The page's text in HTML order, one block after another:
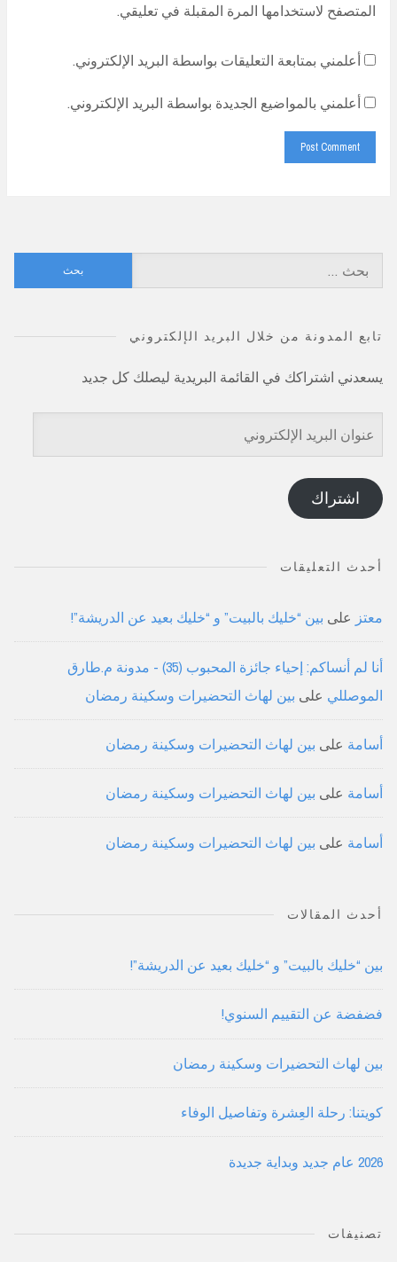
المتصفح لاستخدامها المرة المقبلة في تعليقي.
أعلمني بمتابعة التعليقات بواسطة البريد الإلكتروني.
أعلمني بالمواضيع الجديدة بواسطة البريد الإلكتروني.
عن:
تابع المدونة من خلال البريد الإلكتروني
يسعدني اشتراكك في القائمة البريدية ليصلك كل جديد
عنوان
البريد
الإلكتروني
اشتراك
أحدث التعليقات
معتز على بين “خليك بالبيت” و “خليك بعيد عن الدريشة”!
أنا لم أنساكم: إحياء جائزة المحبوب (35) - مدونة م.طارق
الموصللي على بين لهاث التحضيرات وسكينة رمضان
أسامة على بين لهاث التحضيرات وسكينة رمضان
أسامة على بين لهاث التحضيرات وسكينة رمضان
أسامة على بين لهاث التحضيرات وسكينة رمضان
أحدث المقالات
بين “خليك بالبيت” و “خليك بعيد عن الدريشة”!
فضفضة عن التقييم السنوي!
بين لهاث التحضيرات وسكينة رمضان
كويتنا: رحلة العِشرة وتفاصيل الوفاء
2026 عام جديد وبداية جديدة
تصنيفات